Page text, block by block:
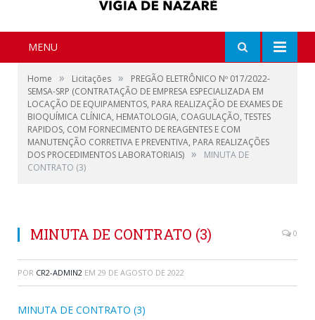
MENU
Home » Licitações »
PREGÃO ELETRÔNICO Nº 017/2022-
SEMSA-SRP (CONTRATAÇÃO DE EMPRESA ESPECIALIZADA EM
LOCAÇÃO DE EQUIPAMENTOS, PARA REALIZAÇÃO DE EXAMES DE
BIOQUÍMICA CLÍNICA, HEMATOLOGIA, COAGULAÇÃO, TESTES
RAPIDOS, COM FORNECIMENTO DE REAGENTES E COM
MANUTENÇÃO CORRETIVA E PREVENTIVA, PARA REALIZAÇÕES
DOS PROCEDIMENTOS LABORATORIAIS) »
MINUTA DE
CONTRATO (3)
MINUTA DE CONTRATO (3) 0
POR CR2-ADMIN2 EM 29 DE AGOSTO DE 2022
MINUTA DE CONTRATO (3)